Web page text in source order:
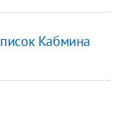
Кабмина